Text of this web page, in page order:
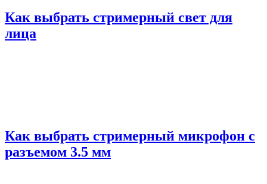
Как выбрать стримерный свет для
лица
Как выбрать стримерный микрофон с
разъемом 3.5 мм